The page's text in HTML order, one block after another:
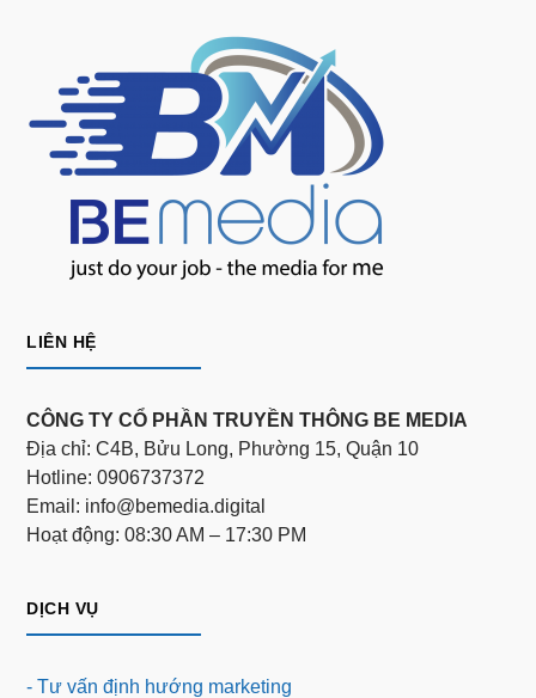
LIÊN HỆ
CÔNG TY CỔ PHẦN TRUYỀN THÔNG BE MEDIA
Địa chỉ: C4B, Bửu Long, Phường 15, Quận 10
Hotline: 0906737372
Email: info@bemedia.digital
Hoạt động: 08:30 AM – 17:30 PM
DỊCH VỤ
- Tư vấn định hướng marketing